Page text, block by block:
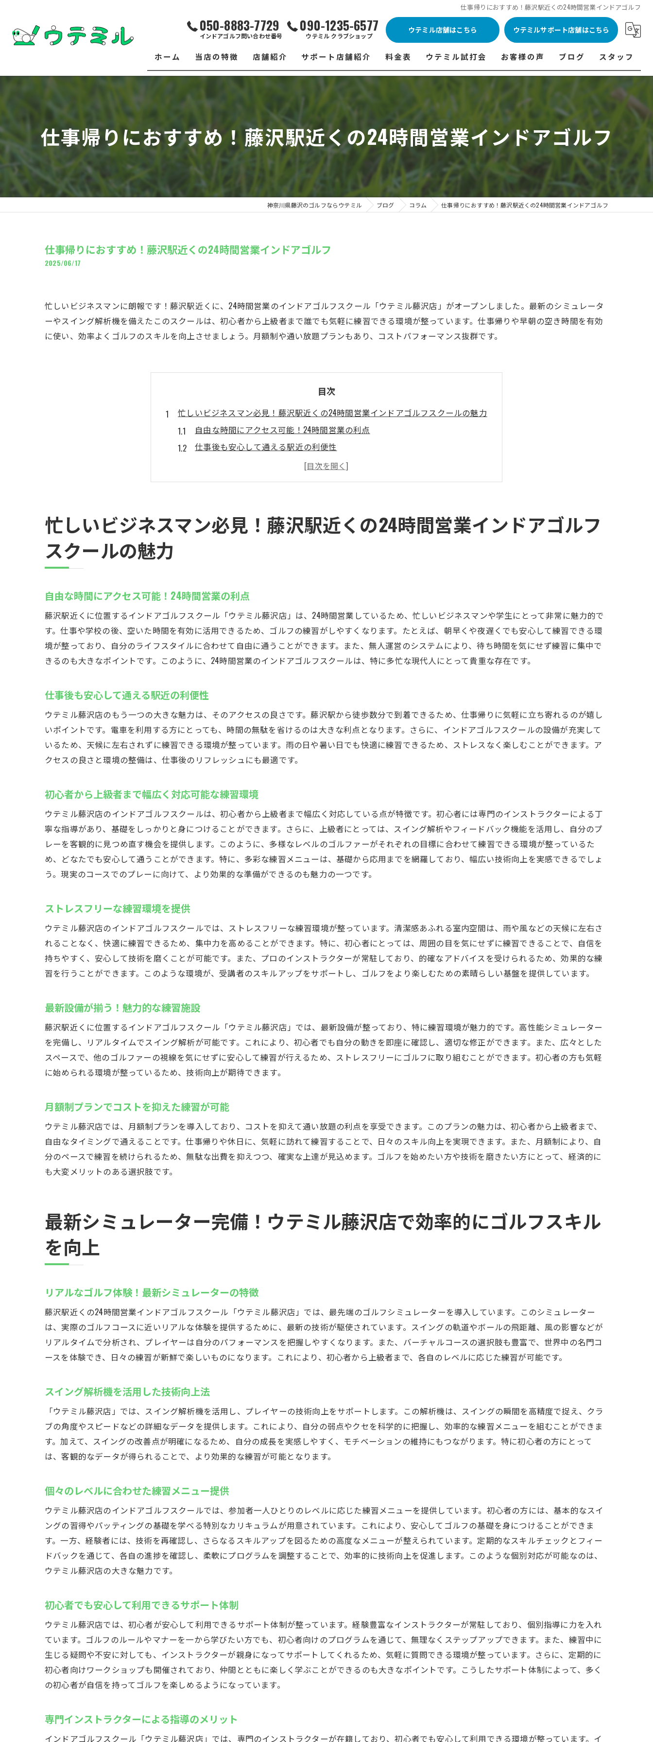
仕事帰りにおすすめ！藤沢駅近くの24時間営業インドアゴルフ
050-8883-7729
インドアゴルフ問い合わせ番号
090-1235-6577
ウテミル クラブショップ
ウテミル店舗はこちら ウテミルサポート店舗はこちら
ホーム 当店の特徴
練習場
フィッティング
店舗紹介
ウテミル 浦安駅前店
市原インドアゴルフ
ウテミルスクール高崎店
サポート店舗紹介
シミュレーションゴルフ Caddy
スズヨンゴルフクラブ(SUZU4-GOLFCLUB)
料金表
浦安駅前店 料金表
市原インドアゴルフ 料金表
ウテミルスクール高崎店 料金表
サポート店舗 料金表
シミュレーションゴルフ Caddy 料金表
ウテミル試打会
ウテミル試打会とは・・・
ウテミル試打会日程
フィッテイング・試打会 商品ラインナップ一覧
よくある質問
試打会開催受付
お客様の声
フィッテイング・試打会参加者の声
ブログ スタッフ
代表あいさつ
仕事帰りにおすすめ！藤沢駅近くの24時間営業インドアゴルフ
神奈川県藤沢のゴルフならウテミル ブログ コラム 仕事帰りにおすすめ！藤沢駅近くの24時間営業インドアゴルフ
仕事帰りにおすすめ！藤沢駅近くの24時間営業インドアゴルフ
2025/06/17
忙しいビジネスマンに朗報です！藤沢駅近くに、24時間営業のインドアゴルフスクール「ウテミル藤沢店」がオープンしました。最新のシミュレータ
ーやスイング解析機を備えたこのスクールは、初心者から上級者まで誰でも気軽に練習できる環境が整っています。仕事帰りや早朝の空き時間を有効
に使い、効率よくゴルフのスキルを向上させましょう。月額制や通い放題プランもあり、コストパフォーマンス抜群です。
目次
忙しいビジネスマン必見！藤沢駅近くの24時間営業インドアゴルフスクールの魅力
自由な時間にアクセス可能！24時間営業の利点
仕事後も安心して通える駅近の利便性
初心者から上級者まで幅広く対応可能な練習環境
ストレスフリーな練習環境を提供
月額制プランでコストを抑えた練習が可能
最新シミュレーター完備！ウテミル藤沢店で効率的にゴルフスキルを向上
初心者でも安心して利用できるサポート体制
専門インストラクターによる指導のメリット
短期間でのスキルアップを実現するために
初心者大歓迎！気軽に通える藤沢駅近くのインドアゴルフスクール
初心者向けの安心サポートプラン
手ぶらでOK！レンタルクラブの利用方法
無料体験レッスンでスクールをお試し
友人や家族と一緒に楽しく練習できる環境
初心者に最適なインドアゴルフの魅力
夜遅くまで利用可能！忙しい人に嬉しい営業時間
駅近で時間を有効活用できる利便性
疲れを癒やす空間でリフレッシュ効果も抜群
気軽に立ち寄れる快適な施設環境
仕事帰りに立ち寄りやすい立地の魅力
コストを抑えた効率的なゴルフ練習法
通い放題プランで練習回数を気にせず通える
プランの柔軟性が高い！自分に最適な選択を
長期利用でさらにお得になる料金体系
早朝や深夜も安心！ウテミル藤沢店の柔軟な練習時間でスキルアップ
早朝練習のメリットとその効果
深夜の静かな環境でゆったりとした練習
24時間営業だからこその柔軟なスケジュール
時間を選ばず練習できる利便性
いつでもスキルアップを目指せる環境
駅近で便利！藤沢駅からすぐのインドアゴルフスクールの特徴
駅近の魅力！通いやすさが抜群
アクセスの良さが魅力の理由
駅周辺の活気ある環境でリフレッシュ
移動時間を短縮して効率的に練習
初心者向けの安心サポート体制
すぐに馴染めるインドアゴルフの環境
安心して通える雰囲気作りの秘訣
初心者が楽しく始められるゴルフ練習
忙しいビジネスマン必見！藤沢駅近くの24時間営業インドアゴルフ
スクールの魅力
自由な時間にアクセス可能！24時間営業の利点
藤沢駅近くに位置するインドアゴルフスクール「ウテミル藤沢店」は、24時間営業しているため、忙しいビジネスマンや学生にとって非常に魅力的で
す。仕事や学校の後、空いた時間を有効に活用できるため、ゴルフの練習がしやすくなります。たとえば、朝早くや夜遅くでも安心して練習できる環
境が整っており、自分のライフスタイルに合わせて自由に通うことができます。また、無人運営のシステムにより、待ち時間を気にせず練習に集中で
きるのも大きなポイントです。このように、24時間営業のインドアゴルフスクールは、特に多忙な現代人にとって貴重な存在です。
仕事後も安心して通える駅近の利便性
ウテミル藤沢店のもう一つの大きな魅力は、そのアクセスの良さです。藤沢駅から徒歩数分で到着できるため、仕事帰りに気軽に立ち寄れるのが嬉し
いポイントです。電車を利用する方にとっても、時間の無駄を省けるのは大きな利点となります。さらに、インドアゴルフスクールの設備が充実して
いるため、天候に左右されずに練習できる環境が整っています。雨の日や暑い日でも快適に練習できるため、ストレスなく楽しむことができます。ア
クセスの良さと環境の整備は、仕事後のリフレッシュにも最適です。
初心者から上級者まで幅広く対応可能な練習環境
ウテミル藤沢店のインドアゴルフスクールは、初心者から上級者まで幅広く対応している点が特徴です。初心者には専門のインストラクターによる丁
寧な指導があり、基礎をしっかりと身につけることができます。さらに、上級者にとっては、スイング解析やフィードバック機能を活用し、自分のプ
レーを客観的に見つめ直す機会を提供します。このように、多様なレベルのゴルファーがそれぞれの目標に合わせて練習できる環境が整っているた
め、どなたでも安心して通うことができます。特に、多彩な練習メニューは、基礎から応用までを網羅しており、幅広い技術向上を実感できるでしょ
う。現実のコースでのプレーに向けて、より効果的な準備ができるのも魅力の一つです。
ストレスフリーな練習環境を提供
ウテミル藤沢店のインドアゴルフスクールでは、ストレスフリーな練習環境が整っています。清潔感あふれる室内空間は、雨や風などの天候に左右さ
れることなく、快適に練習できるため、集中力を高めることができます。特に、初心者にとっては、周囲の目を気にせずに練習できることで、自信を
持ちやすく、安心して技術を磨くことが可能です。また、プロのインストラクターが常駐しており、的確なアドバイスを受けられるため、効果的な練
習を行うことができます。このような環境が、受講者のスキルアップをサポートし、ゴルフをより楽しむための素晴らしい基盤を提供しています。
最新設備が揃う！魅力的な練習施設
藤沢駅近くに位置するインドアゴルフスクール「ウテミル藤沢店」では、最新設備が整っており、特に練習環境が魅力的です。高性能シミュレーター
を完備し、リアルタイムでスイング解析が可能です。これにより、初心者でも自分の動きを即座に確認し、適切な修正ができます。また、広々とした
スペースで、他のゴルファーの視線を気にせずに安心して練習が行えるため、ストレスフリーにゴルフに取り組むことができます。初心者の方も気軽
に始められる環境が整っているため、技術向上が期待できます。
月額制プランでコストを抑えた練習が可能
ウテミル藤沢店では、月額制プランを導入しており、コストを抑えて通い放題の利点を享受できます。このプランの魅力は、初心者から上級者まで、
自由なタイミングで通えることです。仕事帰りや休日に、気軽に訪れて練習することで、日々のスキル向上を実現できます。また、月額制により、自
分のペースで練習を続けられるため、無駄な出費を抑えつつ、確実な上達が見込めます。ゴルフを始めたい方や技術を磨きたい方にとって、経済的に
も大変メリットのある選択肢です。
最新シミュレーター完備！ウテミル藤沢店で効率的にゴルフスキル
を向上
リアルなゴルフ体験！最新シミュレーターの特徴
藤沢駅近くの24時間営業インドアゴルフスクール「ウテミル藤沢店」では、最先端のゴルフシミュレーターを導入しています。このシミュレーター
は、実際のゴルフコースに近いリアルな体験を提供するために、最新の技術が駆使されています。スイングの軌道やボールの飛距離、風の影響などが
リアルタイムで分析され、プレイヤーは自分のパフォーマンスを把握しやすくなります。また、バーチャルコースの選択肢も豊富で、世界中の名門コ
ースを体験でき、日々の練習が新鮮で楽しいものになります。これにより、初心者から上級者まで、各自のレベルに応じた練習が可能です。
スイング解析機を活用した技術向上法
「ウテミル藤沢店」では、スイング解析機を活用し、プレイヤーの技術向上をサポートします。この解析機は、スイングの瞬間を高精度で捉え、クラ
ブの角度やスピードなどの詳細なデータを提供します。これにより、自分の弱点やクセを科学的に把握し、効率的な練習メニューを組むことができま
す。加えて、スイングの改善点が明確になるため、自分の成長を実感しやすく、モチベーションの維持にもつながります。特に初心者の方にとって
は、客観的なデータが得られることで、より効果的な練習が可能となります。
個々のレベルに合わせた練習メニュー提供
ウテミル藤沢店のインドアゴルフスクールでは、参加者一人ひとりのレベルに応じた練習メニューを提供しています。初心者の方には、基本的なスイ
ングの習得やパッティングの基礎を学べる特別なカリキュラムが用意されています。これにより、安心してゴルフの基礎を身につけることができま
す。一方、経験者には、技術を再確認し、さらなるスキルアップを図るための高度なメニューが整えられています。定期的なスキルチェックとフィー
ドバックを通じて、各自の進捗を確認し、柔軟にプログラムを調整することで、効率的に技術向上を促進します。このような個別対応が可能なのは、
ウテミル藤沢店の大きな魅力です。
初心者でも安心して利用できるサポート体制
ウテミル藤沢店では、初心者が安心して利用できるサポート体制が整っています。経験豊富なインストラクターが常駐しており、個別指導に力を入れ
ています。ゴルフのルールやマナーを一から学びたい方でも、初心者向けのプログラムを通じて、無理なくステップアップできます。また、練習中に
生じる疑問や不安に対しても、インストラクターが親身になってサポートしてくれるため、気軽に質問できる環境が整っています。さらに、定期的に
初心者向けワークショップも開催されており、仲間とともに楽しく学ぶことができるのも大きなポイントです。こうしたサポート体制によって、多く
の初心者が自信を持ってゴルフを楽しめるようになっています。
専門インストラクターによる指導のメリット
インドアゴルフスクール「ウテミル藤沢店」では、専門のインストラクターが在籍しており、初心者でも安心して利用できる環境が整っています。イ